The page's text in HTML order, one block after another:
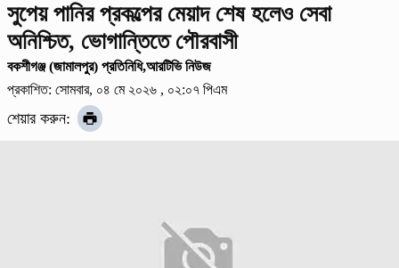
সুপেয় পানির প্রকল্পের মেয়াদ শেষ হলেও সেবা
অনিশ্চিত, ভোগান্তিতে পৌরবাসী
বকশীগঞ্জ (জামালপুর) প্রতিনিধি,আরটিভি নিউজ
প্রকাশিত: সোমবার, ০৪ মে ২০২৬ , ০২:০৭ পিএম
শেয়ার করুন: